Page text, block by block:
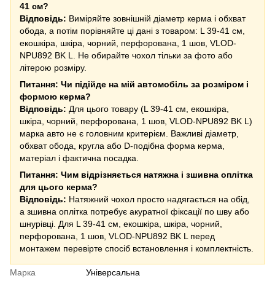
41 см?
Відповідь: Виміряйте зовнішній діаметр керма і обхват
обода, а потім порівняйте ці дані з товаром: L 39-41 см,
екошкіра, шкіра, чорний, перфорована, 1 шов, VLOD-
NPU892 BK L. Не обирайте чохол тільки за фото або
літерою розміру.
Питання: Чи підійде на мій автомобіль за розміром і
формою керма?
Відповідь: Для цього товару (L 39-41 см, екошкіра,
шкіра, чорний, перфорована, 1 шов, VLOD-NPU892 BK L)
марка авто не є головним критерієм. Важливі діаметр,
обхват обода, кругла або D-подібна форма керма,
матеріал і фактична посадка.
Питання: Чим відрізняється натяжна і зшивна оплітка
для цього керма?
Відповідь: Натяжний чохол просто надягається на обід,
а зшивна оплітка потребує акуратної фіксації по шву або
шнурівці. Для L 39-41 см, екошкіра, шкіра, чорний,
перфорована, 1 шов, VLOD-NPU892 BK L перед
монтажем перевірте спосіб встановлення і комплектність.
Марка
Універсальна